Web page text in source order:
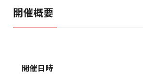
開催概要
開催日時